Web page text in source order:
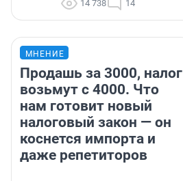
14 738 14
МНЕНИЕ
Продашь за 3000, налог
возьмут с 4000. Что
нам готовит новый
налоговый закон — он
коснется импорта и
даже репетиторов